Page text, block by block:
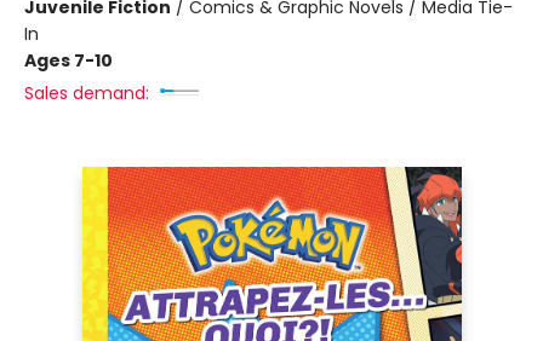
Juvenile Fiction / Comics & Graphic Novels / Media Tie-
In
Ages 7-10
Sales demand: